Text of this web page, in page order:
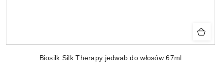
Biosilk Silk Therapy jedwab do włosów 67ml